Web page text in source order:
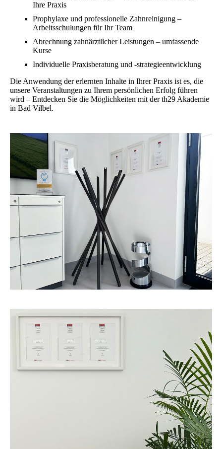
Ihre Praxis
Prophylaxe und professionelle Zahnreinigung –
Arbeitsschulungen für Ihr Team
Abrechnung zahnärztlicher Leistungen – umfassende
Kurse
Individuelle Praxisberatung und -strategieentwicklung
Die Anwendung der erlernten Inhalte in Ihrer Praxis ist es, die
unsere Veranstaltungen zu Ihrem persönlichen Erfolg führen
wird – Entdecken Sie die Möglichkeiten mit der th29 Akademie
in Bad Vilbel.